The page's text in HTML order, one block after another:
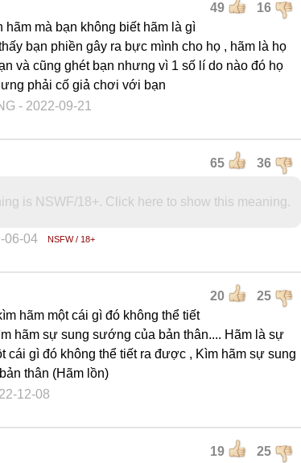
49 16
hãm mà bạn không biết hãm là gì
bạn phiền gây ra bực mình cho họ , hãm là họ
và cũng ghét bạn nhưng vì 1 số lí do nào đó họ
phải cố giả chơi với bạn
- 2022-09-21
65 36
is NSWF/18+. Click here to show this meaning.
06-04 NSFW / 18+
20 25
hãm một cái gì đó không thể tiết
hãm sự sung sướng của bản thân.... Hãm là sự
cái gì đó không thể tiết ra được , Kìm hãm sự sung
thân (Hãm lồn)
12-08
19 25